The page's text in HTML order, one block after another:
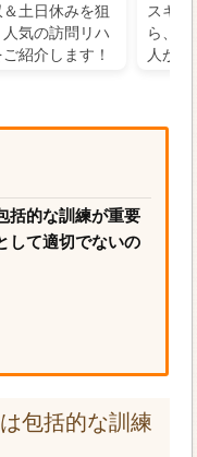
土日休みを狙
人気の訪問リハ
紹介します！
スキ
ら、
人が
括的な訓練が重要
して適切でないの
包括的な訓練